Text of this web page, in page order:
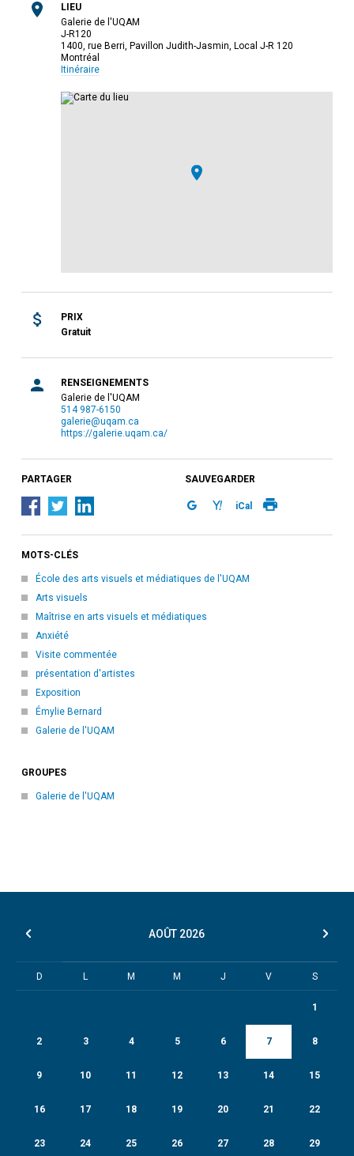
LIEU
Galerie de l'UQAM
J-R120
1400, rue Berri, Pavillon Judith-Jasmin, Local J-R 120
Montréal
Itinéraire
PRIX
Gratuit
RENSEIGNEMENTS
Galerie de l'UQAM
514 987-6150
galerie@uqam.ca
https://galerie.uqam.ca/
PARTAGER SAUVEGARDER
iCal
MOTS-CLÉS
École des arts visuels et médiatiques de l'UQAM
Arts visuels
Maîtrise en arts visuels et médiatiques
Anxiété
Visite commentée
présentation d'artistes
Exposition
Émylie Bernard
Galerie de l'UQAM
GROUPES
Galerie de l'UQAM
AOÛT 2026
D L M M J V S
1
2 3 4 5 6 7 8
9 10 11 12 13 14 15
16 17 18 19 20 21 22
23 24 25 26 27 28 29